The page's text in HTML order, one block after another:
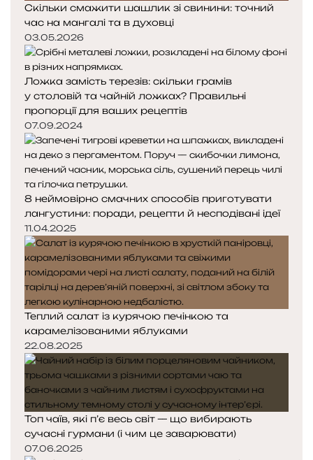
Скільки смажити шашлик зі свинини: точний
час на мангалі та в духовці
03.05.2026
Ложка замість терезів: скільки грамів
у столовій та чайній ложках? Правильні
пропорції для ваших рецептів
07.09.2024
8 неймовірно смачних способів приготувати
лангустини: поради, рецепти й несподівані ідеї
11.04.2025
Теплий салат із курячою печінкою та
карамелізованими яблуками
22.08.2025
Топ чаїв, які п’є весь світ — що вибирають
сучасні гурмани (і чим це заварювати)
07.06.2025